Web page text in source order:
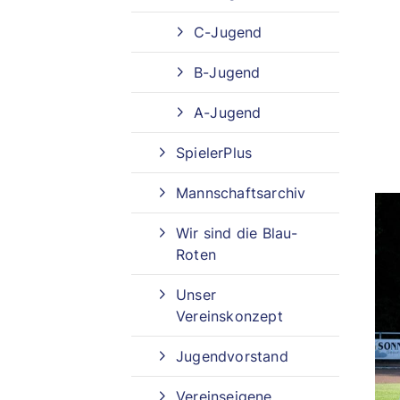
C-Jugend
B-Jugend
A-Jugend
SpielerPlus
Mannschaftsarchiv
Wir sind die Blau-
Roten
Unser
Vereinskonzept
Jugendvorstand
Vereinseigene
Sportangebote finden
Unser Sportangebot
Sportangebot A-Z